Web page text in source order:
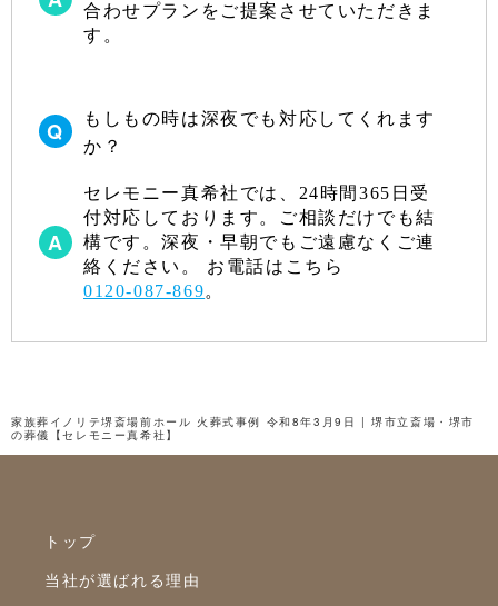
合わせプランをご提案させていただきま
す。
もしもの時は深夜でも対応してくれます
か？
セレモニー真希社では、24時間365日受
付対応しております。ご相談だけでも結
構です。深夜・早朝でもご遠慮なくご連
絡ください。 お電話はこちら
0120-087-869。
家族葬イノリテ堺斎場前ホール 火葬式事例 令和8年3月9日 | 堺市立斎場・堺市
の葬儀【セレモニー真希社】
トップ
当社が選ばれる理由